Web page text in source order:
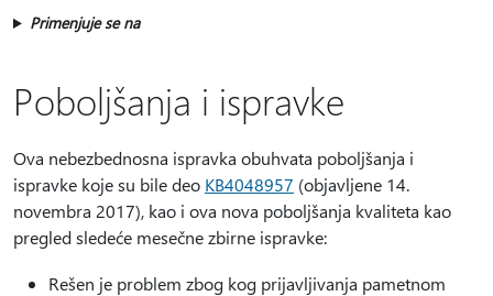
Primenjuje se na
Poboljšanja i ispravke
Ova nebezbednosna ispravka obuhvata poboljšanja i
ispravke koje su bile deo KB4048957 (objavljene 14.
novembra 2017), kao i ova nova poboljšanja kvaliteta kao
pregled sledeće mesečne zbirne ispravke:
Rešen je problem zbog kog prijavljivanja pametnom